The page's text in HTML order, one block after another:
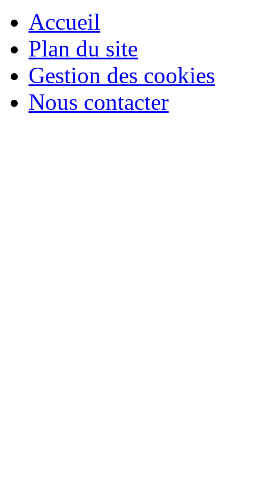
Accueil
Plan du site
Gestion des cookies
Nous contacter